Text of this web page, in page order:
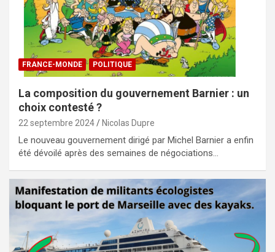
FRANCE-MONDE POLITIQUE
La composition du gouvernement Barnier : un
choix contesté ?
22 septembre 2024 Nicolas Dupre
Le nouveau gouvernement dirigé par Michel Barnier a enfin
été dévoilé après des semaines de négociations…